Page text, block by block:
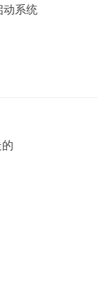
动系统